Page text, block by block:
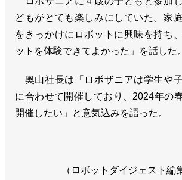
どもがとても楽しみにしていた。家
をきっかけにロボットに興味を持ち
ットを体験できてよかった」を話した。
奥山社長は「ロボザニアは学生や
に合わせて開催しており、2024年の
開催したい」と意気込みを語った。
（ロボットダイジェスト